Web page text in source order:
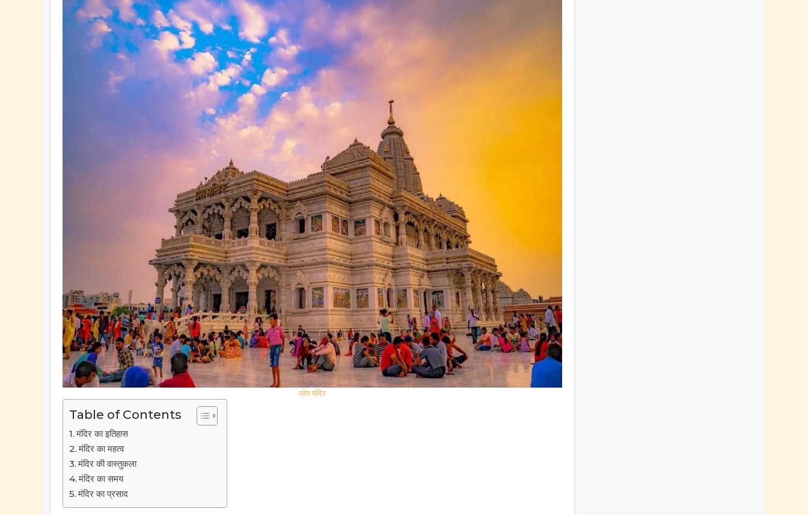
प्रेम मंदिर
Table of Contents
मंदिर का इतिहास
मंदिर का महत्व
मंदिर की वास्तुकला
मंदिर का समय
मंदिर का प्रसाद